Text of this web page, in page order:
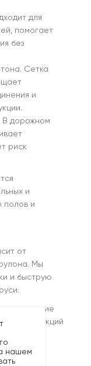
для
помогает
без
Сетка
и
В дорожном
риск
и
полов и
от
Мы
и быструю
решение
конструкций
Покупая
нашем